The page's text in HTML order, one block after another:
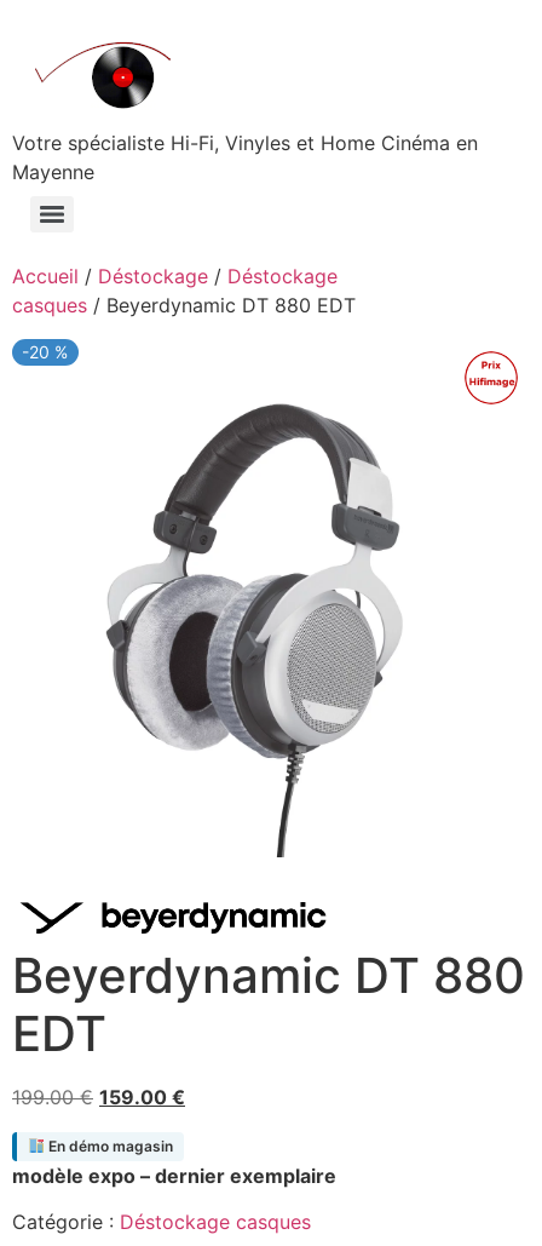
contenu
Votre spécialiste Hi-Fi, Vinyles et Home Cinéma en
Mayenne
Accueil / Déstockage / Déstockage
casques / Beyerdynamic DT 880 EDT
Promo !
-20 %
Beyerdynamic DT 880
EDT
199.00€ Le
initial
était :
199.00 €.
159.00 €
est :
159.00 €.
En démo magasin
modèle expo – dernier exemplaire
Catégorie : Déstockage casques